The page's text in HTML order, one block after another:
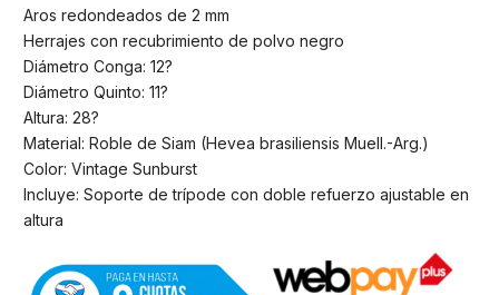
Aros redondeados de 2 mm
Herrajes con recubrimiento de polvo negro
Diámetro Conga: 12?
Diámetro Quinto: 11?
Altura: 28?
Material: Roble de Siam (Hevea brasiliensis Muell.-Arg.)
Color: Vintage Sunburst
Incluye: Soporte de trípode con doble refuerzo ajustable en
altura